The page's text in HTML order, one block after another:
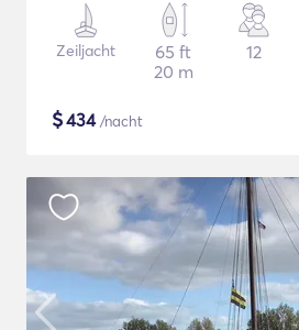
Zeiljacht
65 ft
20 m
12
$434/nacht